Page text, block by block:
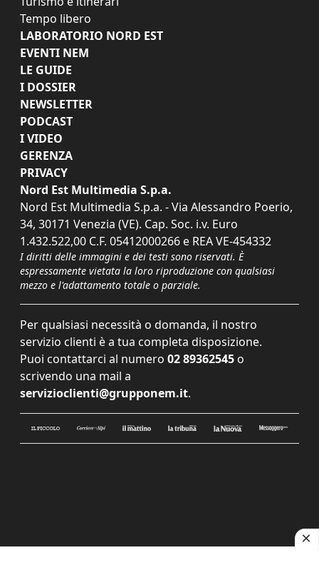
Tempo libero
LABORATORIO NORD EST
EVENTI NEM
LE GUIDE
I DOSSIER
NEWSLETTER
PODCAST
I VIDEO
GERENZA
PRIVACY
Nord Est Multimedia S.p.a.
Nord Est Multimedia S.p.a. - Via Alessandro Poerio,
34, 30171 Venezia (VE). Cap. Soc. i.v. Euro
1.432.522,00 C.F. 05412000266 e REA VE-454332
I diritti delle immagini e dei testi sono riservati. È
espressamente vietata la loro riproduzione con qualsiasi
mezzo e l'adattamento totale o parziale.
Per qualsiasi necessità o domanda, il nostro
servizio clienti è a tua completa disposizione.
Puoi contattarci al numero 02 89362545 o
scrivendo una mail a
servizioclienti@grupponem.it.